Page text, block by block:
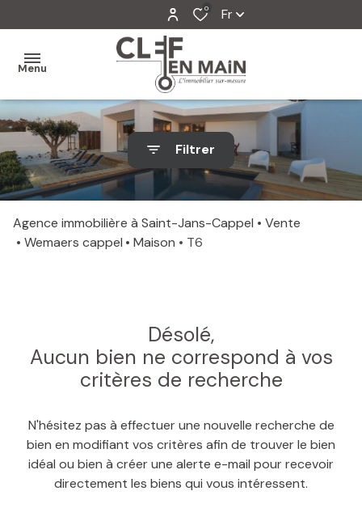
0 Fr
Menu
MON
AGENCE
MES
VENTES
MES
ALERTE
MAIL
Filtrer
Agence immobilière à Saint-Jans-Cappel
Vente
Wemaers cappel
Maison T6
Désolé,
Aucun bien ne correspond à vos
critères de recherche
N'hésitez pas à effectuer une nouvelle recherche de
bien en modifiant vos critères afin de trouver le bien
idéal ou bien à créer une alerte e-mail pour recevoir
directement les biens qui vous intéressent.